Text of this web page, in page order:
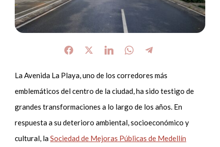
La Avenida La Playa, uno de los corredores más
emblemáticos del centro de la ciudad, ha sido testigo de
grandes transformaciones a lo largo de los años. En
respuesta a su deterioro ambiental, socioeconómico y
cultural, laSociedad de Mejoras Públicas de Medellín